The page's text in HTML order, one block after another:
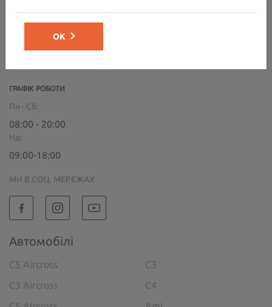
044 591 80 00
Або приїздіть до нас:
ГРАФІК РОБОТИ
Пн - Сб:
08:00 - 20:00
Нд:
09:00-18:00
МИ В СОЦ. МЕРЕЖАХ
Автомобілі
C5 Aircross
C3
C3 Aircross
C4
ОК